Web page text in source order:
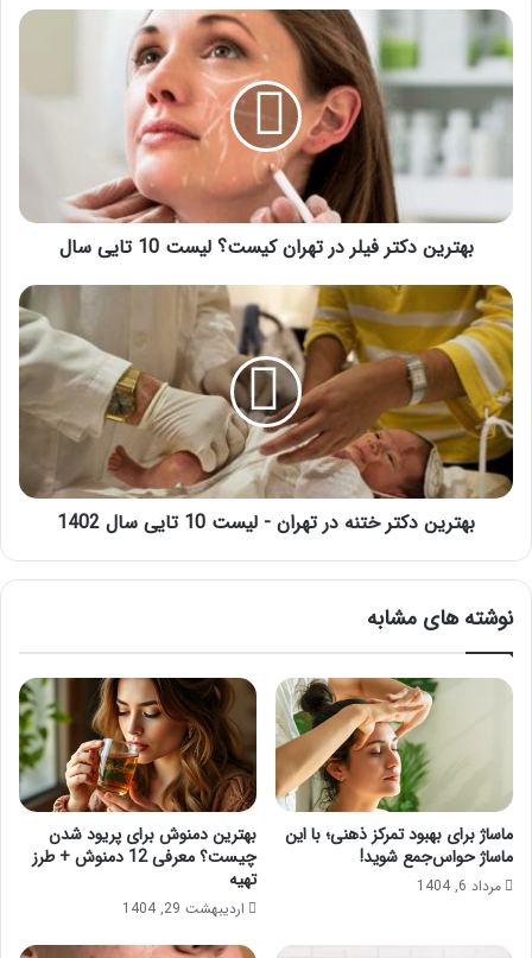
بهترین
دکتر
فیلر
در
تهران
تایی
بهترین دکتر فیلر در تهران کیست؟ لیست 10 تایی سال
بهترین
دکتر
ختنه
در
تهران
-
لیست
10
تایی
بهترین دکتر ختنه در تهران - لیست 10 تایی سال 1402
نوشته های مشابه
ماساژ برای بهبود تمرکز ذهنی؛ با این
ماساژ حواس‌جمع شوید!
مرداد 6, 1404
بهترین دمنوش برای پریود شدن
چیست؟ معرفی 12 دمنوش + طرز
تهیه
اردیبهشت 29, 1404